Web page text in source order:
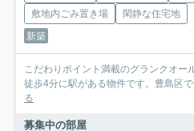
敷地内ごみ置き場
閑静な住宅地
新築
こだわりポイント満載のグランクオー
徒歩4分に駅がある物件です。豊島区
る
募集中の部屋